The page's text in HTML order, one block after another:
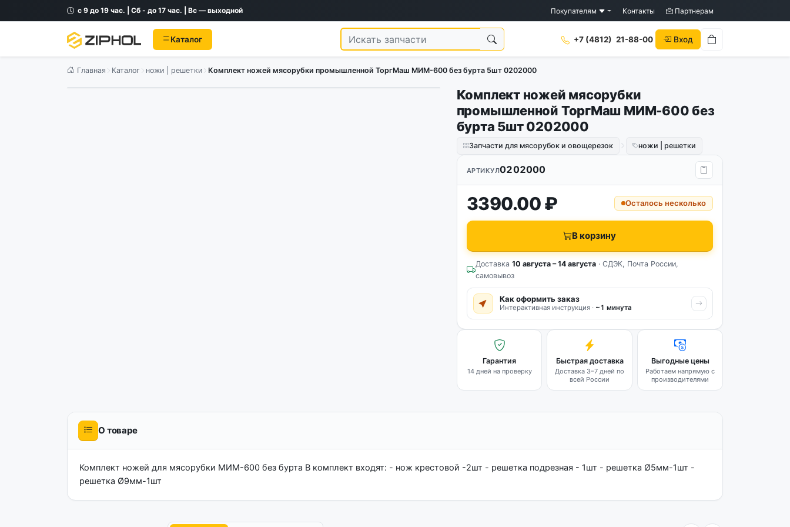
с 9 до 19 час. | Сб - до 17 час. | Вс — выходной Покупателям Контакты Партнерам
Каталог +7 (4812) 21-88-00 Вход
Главная Каталог ножи | решетки Комплект ножей мясорубки промышленной ТоргМаш МИМ-600 без бурта 5шт 0202000
Комплект ножей мясорубки
промышленной ТоргМаш МИМ-600 без
бурта 5шт 0202000
Запчасти для мясорубок и овощерезок ножи | решетки
АРТИКУЛ0202000
3390.00 ₽ Осталось несколько
В корзину
Доставка 10 августа – 14 августа· СДЭК, Почта России,
самовывоз
Как оформить заказ
Интерактивная инструкция · ~1 минута
Гарантия
14 дней на проверку
Быстрая доставка
Доставка 3–7 дней по
всей России
Выгодные цены
Работаем напрямую с
производителями
О товаре
Комплект ножей для мясорубки МИМ-600 без бурта В комплект входят: - нож крестовой -2шт - решетка подрезная - 1шт - решетка Ø5мм-1шт -
решетка Ø9мм-1шт